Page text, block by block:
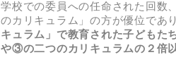
学校での委員への任命された回数
のカリキュラム」の方が優位であ
キュラム」で教育された子ども
や③の二つのカリキュラムの２倍